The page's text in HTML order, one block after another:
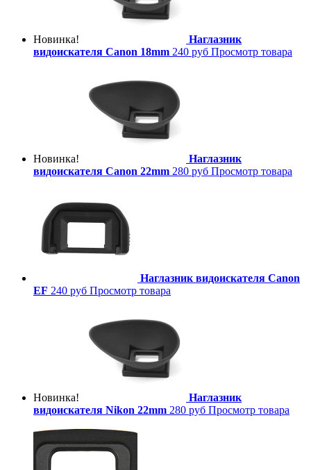
Новинка!
Наглазник
видоискателя Canon 18mm 240 руб Просмотр товара
Новинка!
Наглазник
видоискателя Canon 22mm 280 руб Просмотр товара
Наглазник видоискателя Canon
EF 240 руб Просмотр товара
Новинка!
Наглазник
видоискателя Nikon 22mm 280 руб Просмотр товара